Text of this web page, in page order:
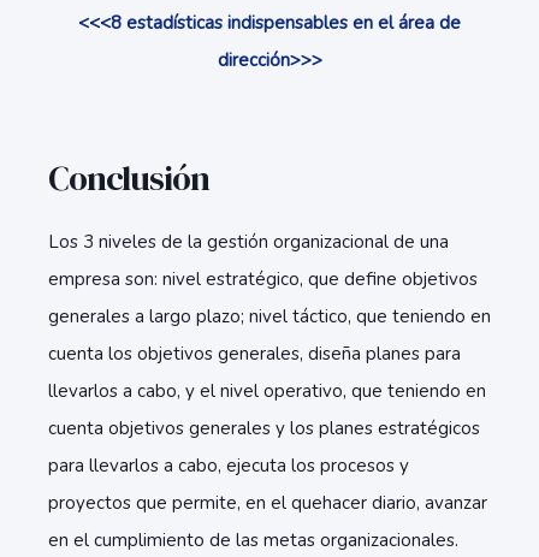
<<<8 estadísticas indispensables en el área de
dirección>>>
Conclusión
Los 3 niveles de la gestión organizacional de una
empresa son: nivel estratégico, que define objetivos
generales a largo plazo; nivel táctico, que teniendo en
cuenta los objetivos generales, diseña planes para
llevarlos a cabo, y el nivel operativo, que teniendo en
cuenta objetivos generales y los planes estratégicos
para llevarlos a cabo, ejecuta los procesos y
proyectos que permite, en el quehacer diario, avanzar
en el cumplimiento de las metas organizacionales.